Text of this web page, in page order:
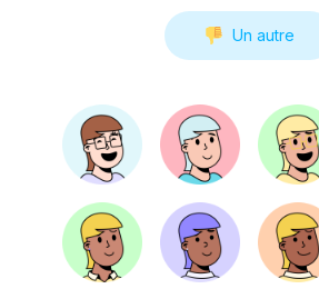
Un autre